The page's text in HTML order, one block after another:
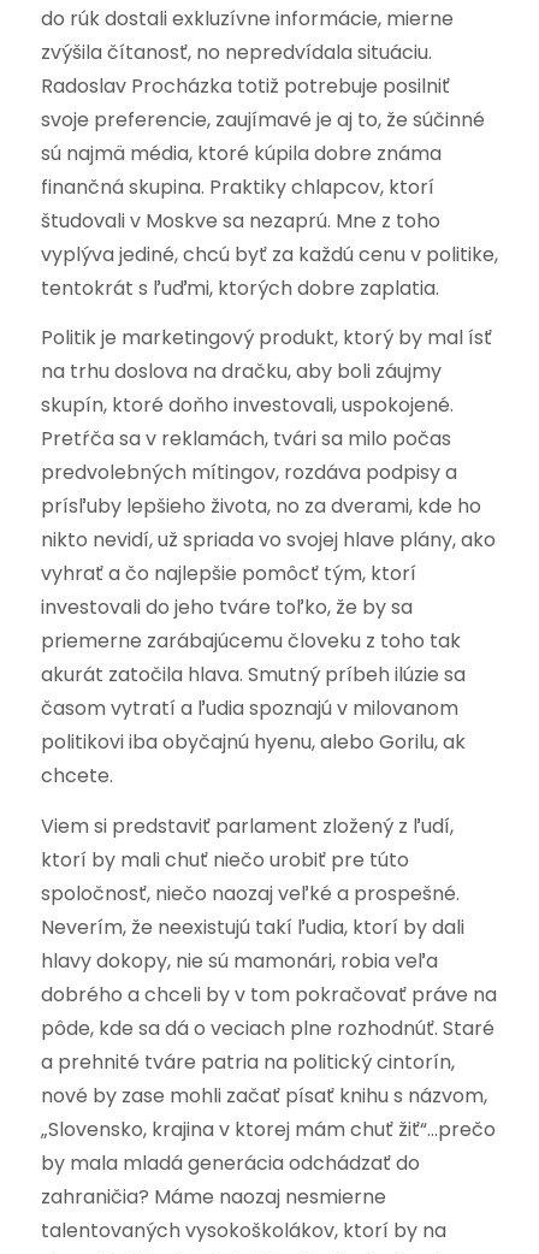
do rúk dostali exkluzívne informácie, mierne
zvýšila čítanosť, no nepredvídala situáciu.
Radoslav Procházka totiž potrebuje posilniť
svoje preferencie, zaujímavé je aj to, že súčinné
sú najmä média, ktoré kúpila dobre známa
finančná skupina. Praktiky chlapcov, ktorí
študovali v Moskve sa nezaprú. Mne z toho
vyplýva jediné, chcú byť za každú cenu v politike,
tentokrát s ľuďmi, ktorých dobre zaplatia.
Politik je marketingový produkt, ktorý by mal ísť
na trhu doslova na dračku, aby boli záujmy
skupín, ktoré doňho investovali, uspokojené.
Pretŕča sa v reklamách, tvári sa milo počas
predvolebných mítingov, rozdáva podpisy a
prísľuby lepšieho života, no za dverami, kde ho
nikto nevidí, už spriada vo svojej hlave plány, ako
vyhrať a čo najlepšie pomôcť tým, ktorí
investovali do jeho tváre toľko, že by sa
priemerne zarábajúcemu človeku z toho tak
akurát zatočila hlava. Smutný príbeh ilúzie sa
časom vytratí a ľudia spoznajú v milovanom
politikovi iba obyčajnú hyenu, alebo Gorilu, ak
chcete.
Viem si predstaviť parlament zložený z ľudí,
ktorí by mali chuť niečo urobiť pre túto
spoločnosť, niečo naozaj veľké a prospešné.
Neverím, že neexistujú takí ľudia, ktorí by dali
hlavy dokopy, nie sú mamonári, robia veľa
dobrého a chceli by v tom pokračovať práve na
pôde, kde sa dá o veciach plne rozhodnúť. Staré
a prehnité tváre patria na politický cintorín,
nové by zase mohli začať písať knihu s názvom,
„Slovensko, krajina v ktorej mám chuť žiť“…prečo
by mala mladá generácia odchádzať do
zahraničia? Máme naozaj nesmierne
talentovaných vysokoškolákov, ktorí by na